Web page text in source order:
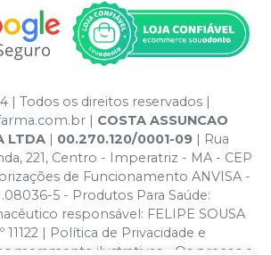
| Todos os direitos reservados |
| COSTA ASSUNCAO
LTDA | 00.270.120/0001-09 | Rua
221, Centro - Imperatriz - MA - CEP
de Funcionamento ANVISA -
5 - Produtos Para Saúde:
responsável: FELIPE SOUSA
11122 | Política de Privacidade e
meramente ilustrativas - Os preços e